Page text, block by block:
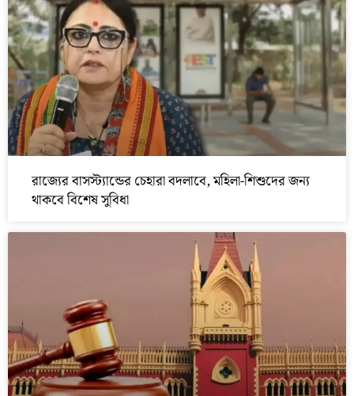
রাজ্যের বাসস্ট্যান্ডের চেহারা বদলাবে, মহিলা-শিশুদের জন্য
থাকবে বিশেষ সুবিধা